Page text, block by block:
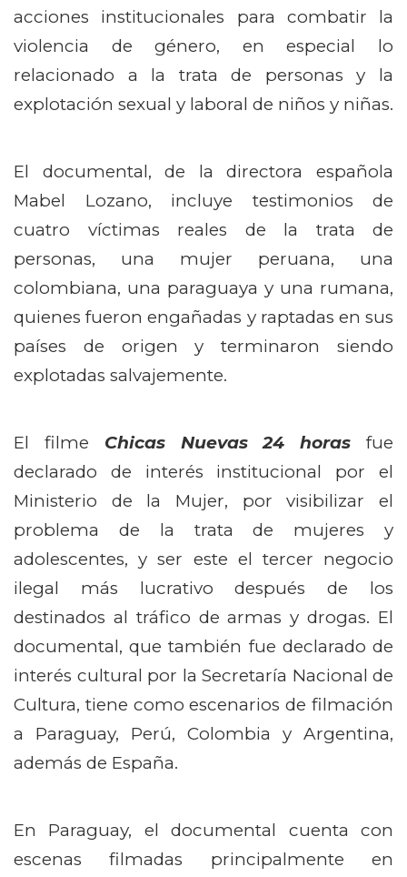
acciones institucionales para combatir la
violencia de género, en especial lo
relacionado a la trata de personas y la
explotación sexual y laboral de niños y niñas.
El documental, de la directora española
Mabel Lozano, incluye testimonios de
cuatro víctimas reales de la trata de
personas, una mujer peruana, una
colombiana, una paraguaya y una rumana,
quienes fueron engañadas y raptadas en sus
países de origen y terminaron siendo
explotadas salvajemente.
El filme Chicas Nuevas 24 horas fue
declarado de interés institucional por el
Ministerio de la Mujer, por visibilizar el
problema de la trata de mujeres y
adolescentes, y ser este el tercer negocio
ilegal más lucrativo después de los
destinados al tráfico de armas y drogas. El
documental, que también fue declarado de
interés cultural por la Secretaría Nacional de
Cultura, tiene como escenarios de filmación
a Paraguay, Perú, Colombia y Argentina,
además de España.
En Paraguay, el documental cuenta con
escenas filmadas principalmente en